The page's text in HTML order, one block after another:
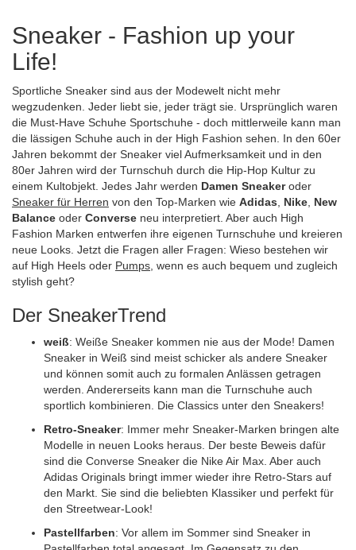
Sneaker - Fashion up your
Life!
Sportliche Sneaker sind aus der Modewelt nicht mehr
wegzudenken. Jeder liebt sie, jeder trägt sie. Ursprünglich waren
die Must-Have Schuhe Sportschuhe - doch mittlerweile kann man
die lässigen Schuhe auch in der High Fashion sehen. In den 60er
Jahren bekommt der Sneaker viel Aufmerksamkeit und in den
80er Jahren wird der Turnschuh durch die Hip-Hop Kultur zu
einem Kultobjekt. Jedes Jahr werden Damen Sneakeroder
Sneaker für Herren von den Top-Marken wie Adidas Nike New
Balance oder Converse neu interpretiert. Aber auch High
Fashion Marken entwerfen ihre eigenen Turnschuhe und kreieren
neue Looks. Jetzt die Fragen aller Fragen: Wieso bestehen wir
auf High Heels oder Pumps , wenn es auch bequem und zugleich
stylish geht?
Der SneakerTrend
weiß: Weiße Sneaker kommen nie aus der Mode! Damen
Sneaker in Weiß sind meist schicker als andere Sneaker
und können somit auch zu formalen Anlässen getragen
werden. Andererseits kann man die Turnschuhe auch
sportlich kombinieren. Die Classics unter den Sneakers!
Retro-Sneaker: Immer mehr Sneaker-Marken bringen alte
Modelle in neuen Looks heraus. Der beste Beweis dafür
sind die Converse Sneaker die Nike Air Max. Aber auch
Adidas Originals bringt immer wieder ihre Retro-Stars auf
den Markt. Sie sind die beliebten Klassiker und perfekt für
den Streetwear-Look!
Pastellfarben: Vor allem im Sommer sind Sneaker in